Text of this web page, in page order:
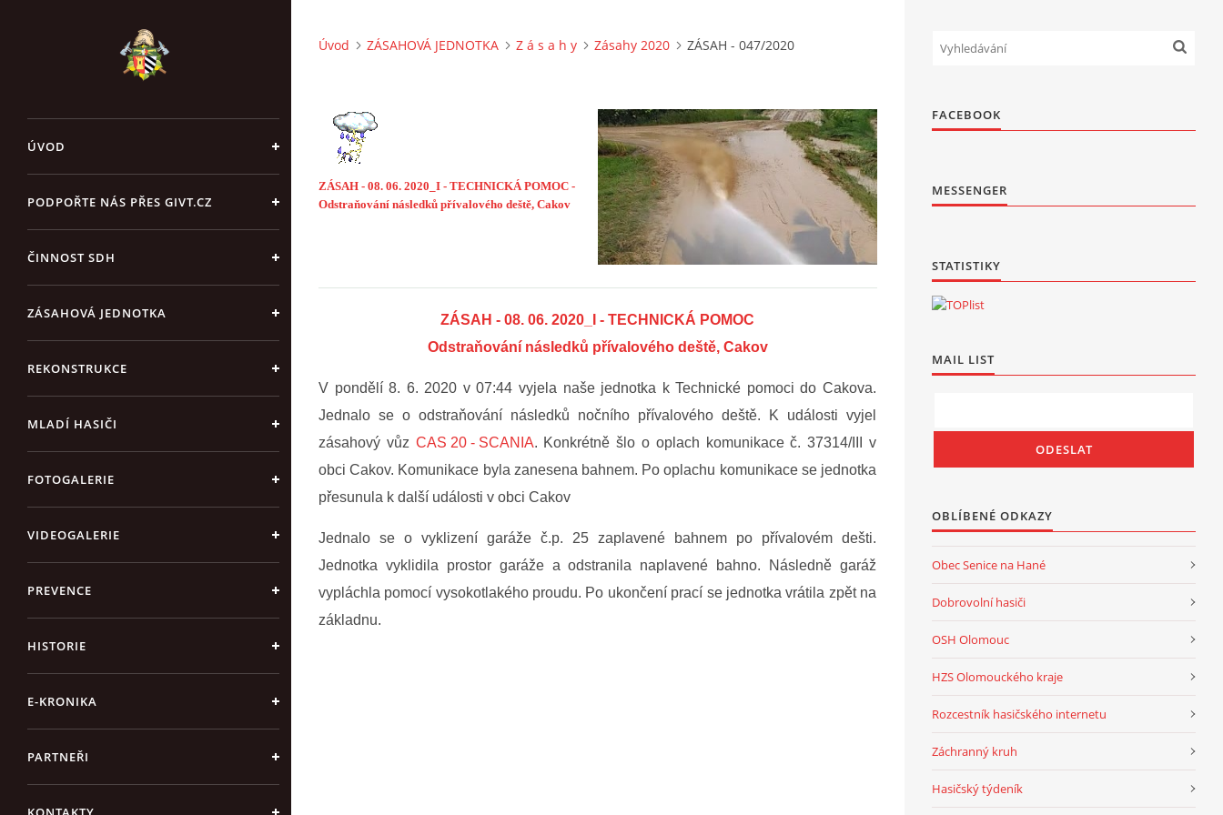
ÚVOD
PODPOŘTE NÁS PŘES GIVT.CZ
ČINNOST SDH
ZÁSAHOVÁ JEDNOTKA
REKONSTRUKCE
MLADÍ HASIČI
FOTOGALERIE
VIDEOGALERIE
PREVENCE
HISTORIE
E-KRONIKA
PARTNEŘI
Úvod ZÁSAHOVÁ JEDNOTKA Z á s a h y Zásahy 2020 ZÁSAH - 047/2020
ZÁSAH - 08. 06. 2020_I - TECHNICKÁ POMOC -
Odstraňování následků přívalového deště, Cakov
ZÁSAH - 08. 06. 2020_I - TECHNICKÁ POMOC
Odstraňování následků přívalového deště, Cakov
V pondělí 8. 6. 2020 v 07:44 vyjela naše jednotka k Technické pomoci do Cakova.
Jednalo se o odstraňování následků nočního přívalového deště. K události vyjel
zásahový vůz CAS 20 - SCANIA. Konkrétně šlo o oplach komunikace č. 37314/III v
obci Cakov. Komunikace byla zanesena bahnem. Po oplachu komunikace se jednotka
přesunula k další události v obci Cakov
Jednalo se o vyklizení garáže č.p. 25 zaplavené bahnem po přívalovém dešti.
Jednotka vyklidila prostor garáže a odstranila naplavené bahno. Následně garáž
vypláchla pomocí vysokotlakého proudu. Po ukončení prací se jednotka vrátila zpět na
základnu.
FACEBOOK
MESSENGER
STATISTIKY
MAIL LIST
OBLÍBENÉ ODKAZY
Obec Senice na Hané
Dobrovolní hasiči
OSH Olomouc
HZS Olomouckého kraje
Rozcestník hasičského internetu
Záchranný kruh
Hasičský týdeník